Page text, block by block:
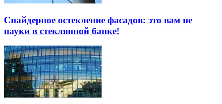
Спайдерное остекление фасадов: это вам не
пауки в стеклянной банке!